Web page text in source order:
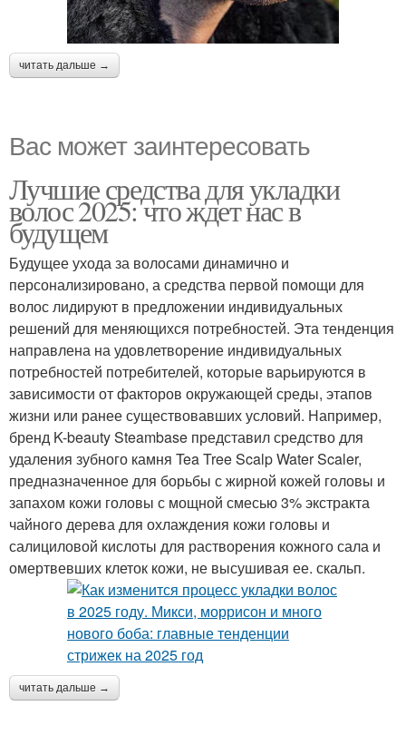
читать дальше →
Вас может заинтересовать
Лучшие средства для укладки
волос 2025: что ждет нас в
будущем
Будущее ухода за волосами динамично и
персонализировано, а средства первой помощи для
волос лидируют в предложении индивидуальных
решений для меняющихся потребностей. Эта тенденция
направлена ​​на удовлетворение индивидуальных
потребностей потребителей, которые варьируются в
зависимости от факторов окружающей среды, этапов
жизни или ранее существовавших условий. Например,
бренд K-beauty Steambase представил средство для
удаления зубного камня Tea Tree Scalp Water Scaler,
предназначенное для борьбы с жирной кожей головы и
запахом кожи головы с мощной смесью 3% экстракта
чайного дерева для охлаждения кожи головы и
салициловой кислоты для растворения кожного сала и
омертвевших клеток кожи, не высушивая ее. скальп.
читать дальше →